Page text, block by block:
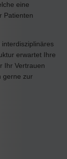
eine
Patienten
erwartet Ihre
Ihr Vertrauen
gerne zur